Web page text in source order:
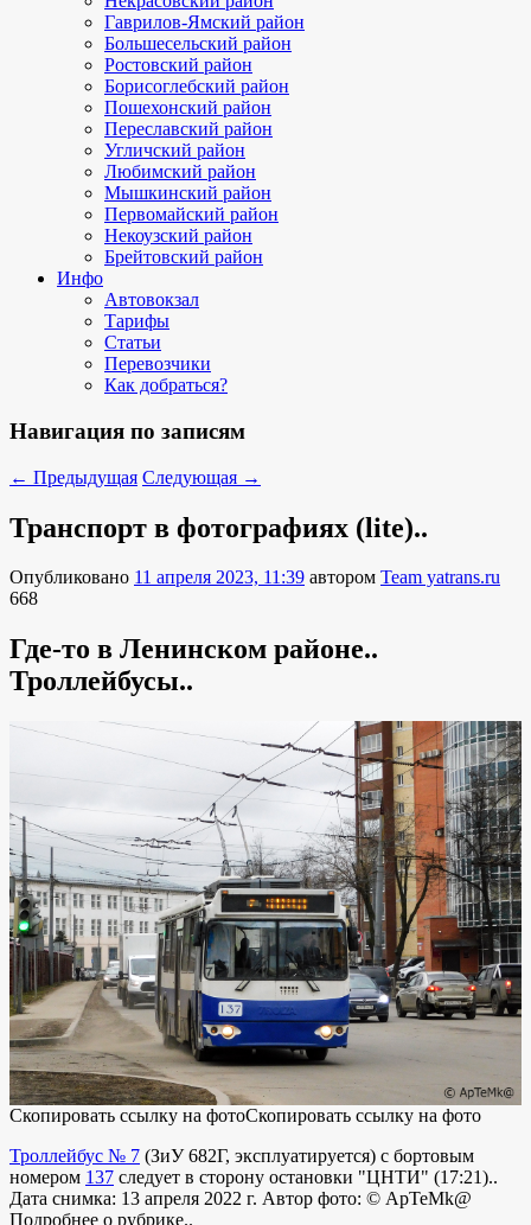
Гаврилов-Ямский район
Большесельский район
Ростовский район
Борисоглебский район
Пошехонский район
Переславский район
Угличский район
Любимский район
Мышкинский район
Первомайский район
Некоузский район
Брейтовский район
Инфо
Автовокзал
Тарифы
Статьи
Перевозчики
Как добраться?
Навигация по записям
← Предыдущая Следующая →
Транспорт в фотографиях (lite)..
Опубликовано 11 апреля 2023, 11:39 автором Team yatrans.ru
668
Где-то в Ленинском районе..
Троллейбусы..
Скопировать ссылку на фотоСкопировать ссылку на фото
Троллейбус № 7 (ЗиУ 682Г, эксплуатируется) с бортовым
номером 137 следует в сторону остановки "ЦНТИ" (17:21)..
Дата снимка: 13 апреля 2022 г. Автор фото: © ApTeMk@
Подробнее о рубрике..